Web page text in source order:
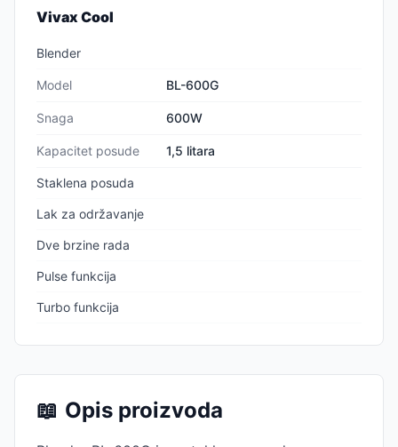
Vivax Cool
Blender
Model BL-600G
Snaga 600W
Kapacitet posude 1,5 litara
Staklena posuda
Lak za održavanje
Dve brzine rada
Pulse funkcija
Turbo funkcija
📖 Opis proizvoda